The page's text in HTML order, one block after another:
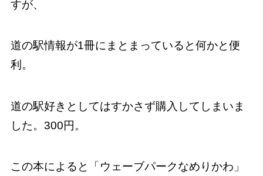
すが、
道の駅情報が1冊にまとまっていると何かと便
利。
道の駅好きとしてはすかさず購入してしまいま
した。300円。
この本によると「ウェーブパークなめりかわ」